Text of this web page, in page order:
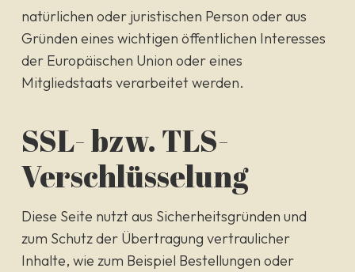
natürlichen oder juristischen Person oder aus
Gründen eines wichtigen öffentlichen Interesses
der Europäischen Union oder eines
Mitgliedstaats verarbeitet werden.
SSL- bzw. TLS-
Verschlüsselung
Diese Seite nutzt aus Sicherheitsgründen und
zum Schutz der Übertragung vertraulicher
Inhalte, wie zum Beispiel Bestellungen oder